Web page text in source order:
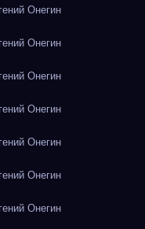
Онегин
Онегин
Онегин
Онегин
Онегин
Онегин
Онегин